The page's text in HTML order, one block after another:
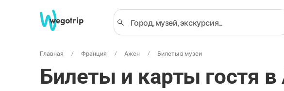
Главная Франция Ажен Билеты в музеи
Билеты и карты гостя